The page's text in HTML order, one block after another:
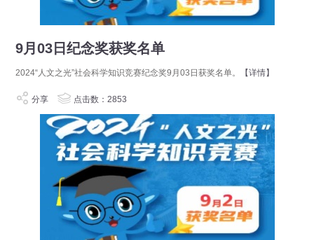
9月03日纪念奖获奖名单
2024“人文之光”社会科学知识竞赛纪念奖9月03日获奖名单。 【详情】
分享 点击数：2853